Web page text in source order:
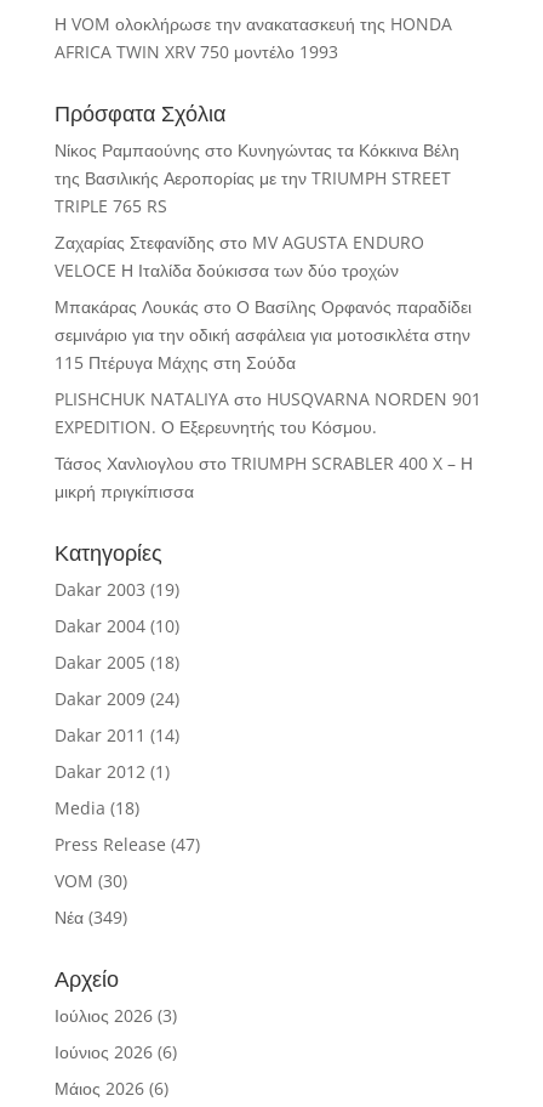
Η VOM ολοκλήρωσε την ανακατασκευή της HONDA
AFRICA TWIN XRV 750 μοντέλο 1993
Πρόσφατα Σχόλια
Νίκος Ραμπαούνης στο Κυνηγώντας τα Κόκκινα Βέλη
της Βασιλικής Αεροπορίας με την TRIUMPH STREET
TRIPLE 765 RS
Ζαχαρίας Στεφανίδης στο MV AGUSTA ENDURO
VELOCE Η Ιταλίδα δούκισσα των δύο τροχών
Μπακάρας Λουκάς στο Ο Βασίλης Ορφανός παραδίδει
σεμινάριο για την οδική ασφάλεια για μοτοσικλέτα στην
115 Πτέρυγα Μάχης στη Σούδα
PLISHCHUK NATALIYAστο HUSQVARNA NORDEN 901
EXPEDITION. Ο Εξερευνητής του Κόσμου.
Τάσος Χανλιογλου στο TRIUMPH SCRABLER 400 X – Η
μικρή πριγκίπισσα
Κατηγορίες
Dakar 2003 (19)
Dakar 2004(10)
Dakar 2005(18)
Dakar 2009(24)
Dakar 2011 (14)
Dakar 2012(1)
Media (18)
Press Release (47)
VOM (30)
Νέα(349)
Αρχείο
Ιούλιος 2026(3)
Ιούνιος 2026(6)
Μάιος 2026(6)